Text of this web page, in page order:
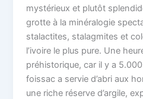
mystérieux et plutôt
grotte à la minéralogie
stalactites, stalagmites et
l’ivoire le plus pure. Une
préhistorique, car il y a
foissac a servie d’abri aux
une riche réserve d’argile,